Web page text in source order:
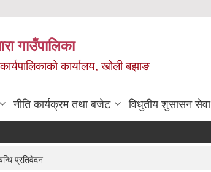
गाउँपालिका
कार्यालय, खोली बझाङ
नीति कार्यक्रम तथा बजेट विधुतीय शुसासन सेवा
प्रतिवेदन